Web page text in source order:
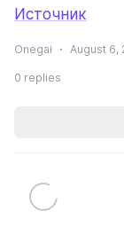
Источник
Onegai August 6,
0 replies